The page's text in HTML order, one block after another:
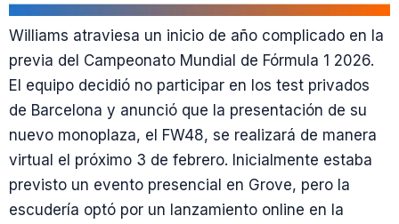
Williams atraviesa un inicio de año complicado en la
previa del Campeonato Mundial de Fórmula 1 2026.
El equipo decidió no participar en los test privados
de Barcelona y anunció que la presentación de su
nuevo monoplaza, el FW48, se realizará de manera
virtual el próximo 3 de febrero. Inicialmente estaba
previsto un evento presencial en Grove, pero la
escudería optó por un lanzamiento online en la